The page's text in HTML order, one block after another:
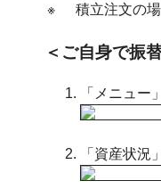
※
積立注文の
＜ご自身で振
「メニュー
「資産状況